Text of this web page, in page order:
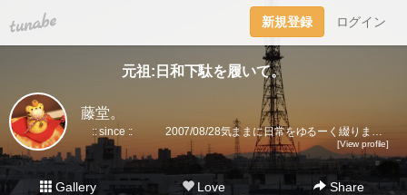
tuna.be 新規登録 ログイン
元祖:日和下駄を履いて。
藤堂。
:: since :: 2007/08/28気ままに日常をゆるーく綴ります。▼趣味丸出し。▼トラベラーズノート愛好家。 →書籍に一部載せていただきました★(奇跡)▼小さいノート活用術▼FLEXNOTEも活用しています。▼他、手帳・文房具大好き。▼2018に都内→田舎に移住。▼プラ板・レジン・手芸などハンドメイドをたまに▼メインはインスタです。
[View profile]
Gallery Love Share